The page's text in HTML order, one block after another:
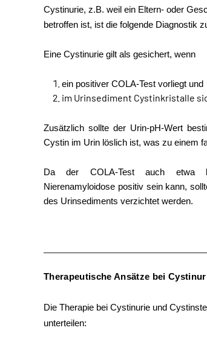
Cystinurie, z.B. weil ein Eltern- oder
betroffen ist, ist die folgende Diagnostik
Eine Cystinurie gilt als gesichert, wenn
ein positiver COLA-Test vorliegt und
im Urinsediment Cystinkristalle
Zusätzlich sollte der Urin-pH-Wert
Cystin im Urin löslich ist, was zu einem
Da der COLA-Test auch etwa
Nierenamyloidose positiv sein kann,
des Urinsediments verzichtet werden.
Therapeutische Ansätze bei
Die Therapie bei Cystinurie und
unterteilen: